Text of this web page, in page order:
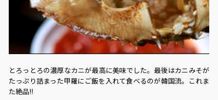
とろっとろの濃厚なカニが最高に美味でした。最後はカニみそが
たっぷり詰まった甲羅にご飯を入れて食べるのが韓国流。これま
た絶品!!